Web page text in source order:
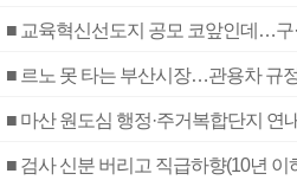
■ 교육혁신선도지 공모 코앞인데…구·
■ 르노 못 타는 부산시장…관용차 규
■ 마산 원도심 행정·주거복합단지 연